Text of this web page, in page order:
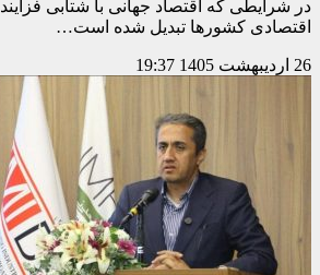
در شرایطی که اقتصاد جهانی با شتابی
اقتصادی کشورها تبدیل شده است…
26 اردیبهشت 1405 19:37